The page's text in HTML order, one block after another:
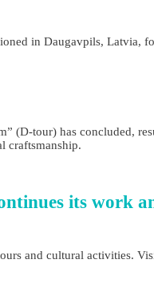
in Daugavpils, Latvia,
(D-tour) has concluded,
craftsmanship.
its work
and cultural activities.